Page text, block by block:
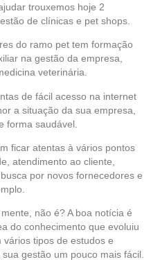
trouxemos hoje 2
de clínicas e pet shops.
do ramo pet tem formação
na gestão da empresa,
veterinária.
de fácil acesso na internet
a situação da sua empresa,
forma saudável.
ficar atentas à vários pontos
atendimento ao cliente,
por novos fornecedores e
não é? A boa notícia é
do conhecimento que evoluiu
tipos de estudos e
gestão um pouco mais fácil.